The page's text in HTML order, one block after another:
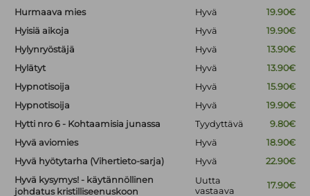
Hurmaava mies Hyvä
19.90€
Hyisiä aikoja
Hyvä
19.90€
Hylynryöstäjä
Hyvä
13.90€
Hylätyt
Hyvä
13.90€
Hypnotisoija
Hyvä
15.90€
Hypnotisoija
Hyvä
19.90€
Hytti nro 6 - Kohtaamisia junassa
Tyydyttävä
9.80€
Hyvä aviomies
Hyvä
18.90€
Hyvä hyötytarha (Vihertieto-sarja)
Hyvä
22.90€
Hyvä kysymys! - käytännöllinen
johdatus kristilliseenuskoon
Uutta
vastaava
17.90€